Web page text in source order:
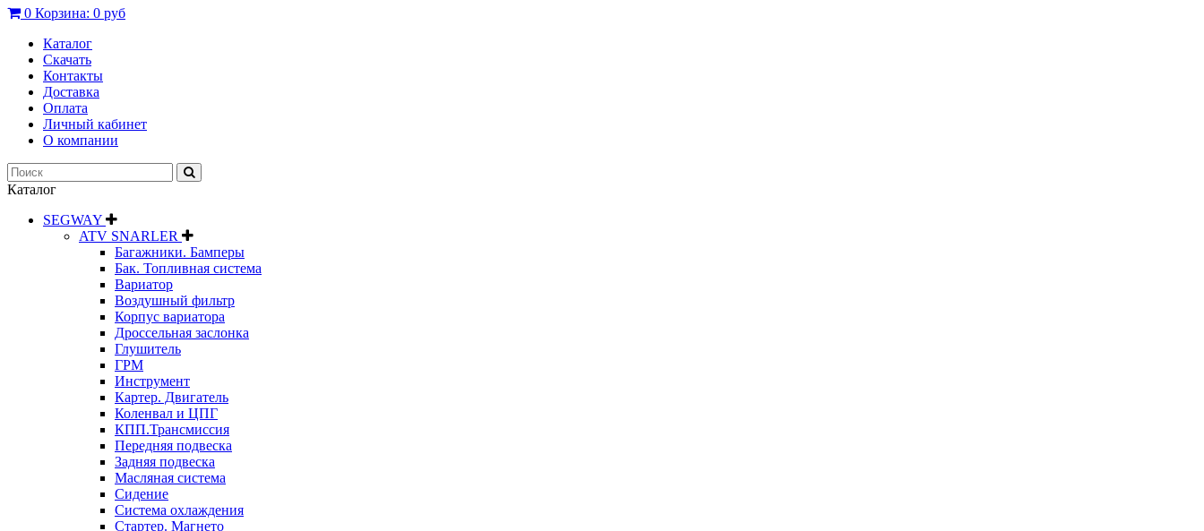
0 Корзина: 0 руб
Каталог
Скачать
Контакты
Доставка
Оплата
Личный кабинет
О компании
Каталог
SEGWAY
ATV SNARLER
Багажники. Бамперы
Бак. Топливная система
Вариатор
Воздушный фильтр
Корпус вариатора
Дроссельная заслонка
Глушитель
ГРМ
Инструмент
Картер. Двигатель
Коленвал и ЦПГ
КПП.Трансмиссия
Передняя подвеска
Задняя подвеска
Масляная система
Сидение
Система охлаждения
Стартер. Магнето